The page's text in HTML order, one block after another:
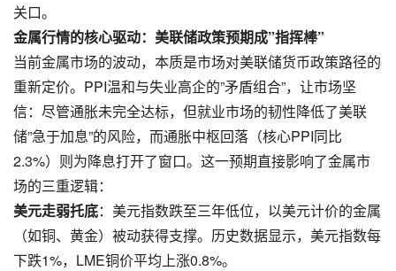
关口。
金属行情的核心驱动：美联储政策预期成”指挥棒”​​
当前金属市场的波动，本质是市场对美联储货币政策路径的
重新定价。PPI温和与失业高企的”矛盾组合”，让市场坚
信：尽管通胀未完全达标，但就业市场的韧性降低了美联
储”急于加息”的风险，而通胀中枢回落（核心PPI同比
2.3%）则为降息打开了窗口。这一预期直接影响了金属市
场的三重逻辑：
美元走弱托底​：美元指数跌至三年低位，以美元计价的金属
（如铜、黄金）被动获得支撑。历史数据显示，美元指数每
下跌1%，LME铜价平均上涨0.8%。